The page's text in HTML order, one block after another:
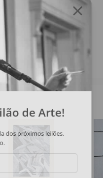
de Arte!
dos próximos leilões,